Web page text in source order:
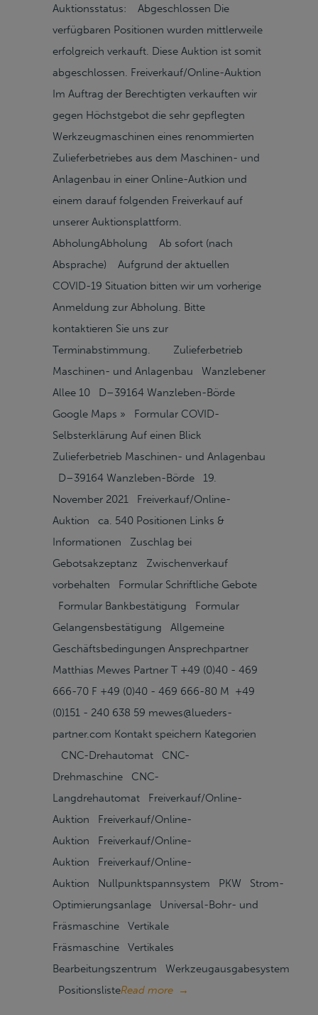
Auktionsstatus: Abgeschlossen Die
verfügbaren Positionen wurden mittlerweile
erfolgreich verkauft. Diese Auktion ist somit
abgeschlossen. Freiverkauf/Online-Auktion
Im Auftrag der Berechtigten verkauften wir
gegen Höchstgebot die sehr gepflegten
Werkzeugmaschinen eines renommierten
Zulieferbetriebes aus dem Maschinen- und
Anlagenbau in einer Online-Autkion und
einem darauf folgenden Freiverkauf auf
unserer Auktionsplattform.
AbholungAbholung Ab sofort (nach
Absprache) Aufgrund der aktuellen
COVID-19 Situation bitten wir um vorherige
Anmeldung zur Abholung. Bitte
kontaktieren Sie uns zur
Terminabstimmung. Zulieferbetrieb
Maschinen- und Anlagenbau Wanzlebener
Allee 10 D–39164 Wanzleben-Börde
Google Maps » Formular COVID-
Selbsterklärung Auf einen Blick
Zulieferbetrieb Maschinen- und Anlagenbau
D–39164 Wanzleben-Börde 19.
November 2021 Freiverkauf/Online-
Auktion ca. 540 Positionen Links &
Informationen Zuschlag bei
Gebotsakzeptanz Zwischenverkauf
vorbehalten Formular Schriftliche Gebote
Formular Bankbestätigung Formular
Gelangensbestätigung Allgemeine
Geschäftsbedingungen Ansprechpartner
Matthias Mewes Partner T +49 (0)40 - 469
666-70 F +49 (0)40 - 469 666-80 M +49
(0)151 - 240 638 59 mewes@lueders-
partner.com Kontakt speichern Kategorien
CNC-Drehautomat CNC-
Drehmaschine CNC-
Langdrehautomat Freiverkauf/Online-
Auktion Freiverkauf/Online-
Auktion Freiverkauf/Online-
Auktion Freiverkauf/Online-
Auktion Nullpunktspannsystem PKW Strom-
Optimierungsanlage Universal-Bohr- und
Fräsmaschine Vertikale
Fräsmaschine Vertikales
Bearbeitungszentrum Werkzeugausgabesystem
PositionslisteRead more →